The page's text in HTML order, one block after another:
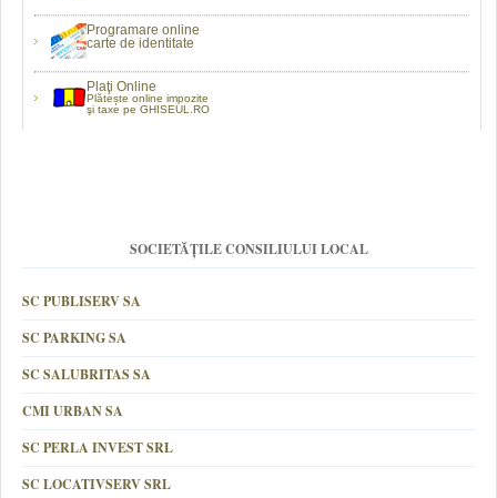
Programare online
carte de identitate
Plaţi Online
Plătește online impozite
şi taxe pe GHISEUL.RO
SOCIETĂȚILE CONSILIULUI LOCAL
SC PUBLISERV SA
SC PARKING SA
SC SALUBRITAS SA
CMI URBAN SA
SC PERLA INVEST SRL
SC LOCATIVSERV SRL